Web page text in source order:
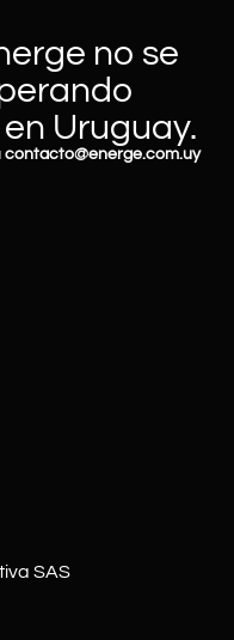
no se
Uruguay.
contacto@energe.com.uy
SAS